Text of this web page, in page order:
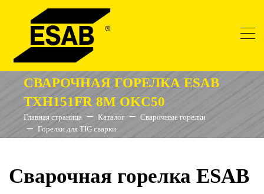
СВАРОЧНАЯ ГОРЕЛКА ESAB
TXH151FR 8M OKC50
Главная страница Каталог
Сварочные горелки
Горелки для TIG сварки
Сварочная горелка ESAB